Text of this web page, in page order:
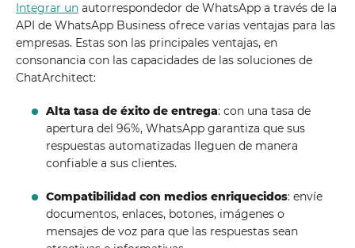
Integrar un autorrespondedor de WhatsApp a través de la
API de WhatsApp Business ofrece varias ventajas para las
empresas. Estas son las principales ventajas, en
consonancia con las capacidades de las soluciones de
ChatArchitect:
Alta tasa de éxito de entrega: con una tasa de
apertura del 96%, WhatsApp garantiza que sus
respuestas automatizadas lleguen de manera
confiable a sus clientes.
Compatibilidad con medios enriquecidos: envíe
documentos, enlaces, botones, imágenes o
mensajes de voz para que las respuestas sean